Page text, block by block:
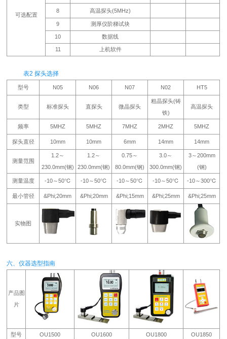
可选配置
8 高温探头(5MHz)
9 测厚仪阶梯试块
10 数据线
11 上机软件
表2 探头选择
型号 N05 N06 N07 N02 HT5
类型 标准探头 直探头 微晶探头
粗晶探头(铸
铁)
高温探头
频率 5MHZ 5MHZ 7MHZ 2MHZ 5MHZ
探头直径 10mm 10mm 6mm 14mm 14mm
测量范围
1.2～
230.0mm(钢)
1.2～
230.0mm(钢)
0.75～
80.0mm(钢)
3.0～
300.0mm(钢)
3～200mm
(钢)
测量温度 -10～50℃ -10～50℃ -10～50℃ -10～50℃ -10～300℃
最小管径 &Phi;20mm &Phi;20mm &Phi;15mm &Phi;25mm &Phi;25mm
实物图
六、仪器选型指南
产品图
片
型号 OU1500 OU1600 OU1800 OU1850